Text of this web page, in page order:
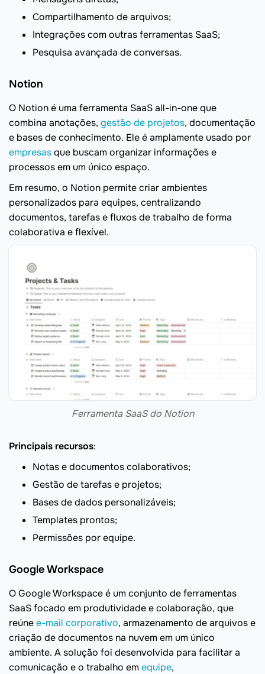
Compartilhamento de arquivos;
Integrações com outras ferramentas SaaS;
Pesquisa avançada de conversas.
Notion
O Notion é uma ferramenta SaaS all-in-one que
combina anotações, gestão de projetos, documentação
e bases de conhecimento. Ele é amplamente usado por
empresasque buscam organizar informações e
processos em um único espaço.
Em resumo, o Notion permite criar ambientes
personalizados para equipes, centralizando
documentos, tarefas e fluxos de trabalho de forma
colaborativa e flexível.
Ferramenta SaaS do Notion
Principais recursos:
Notas e documentos colaborativos;
Gestão de tarefas e projetos;
Bases de dados personalizáveis;
Templates prontos;
Permissões por equipe.
Google Workspace
O Google Workspace é um conjunto de ferramentas
SaaS focado em produtividade e colaboração, que
reúnee-mail corporativo, armazenamento de arquivos e
criação de documentos na nuvem em um único
ambiente. A solução foi desenvolvida para facilitar a
comunicação e o trabalho emequipe,